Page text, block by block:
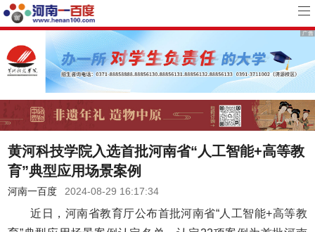
黄河科技学院入选首批河南省“人工智能+高等教
育”典型应用场景案例
河南一百度 2024-08-29 16:17:34
近日，河南省教育厅公布首批河南省“人工智能+高等教